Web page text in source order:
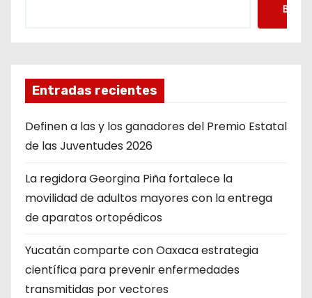
Entradas recientes
Definen a las y los ganadores del Premio Estatal
de las Juventudes 2026
La regidora Georgina Piña fortalece la
movilidad de adultos mayores con la entrega
de aparatos ortopédicos
Yucatán comparte con Oaxaca estrategia
científica para prevenir enfermedades
transmitidas por vectores